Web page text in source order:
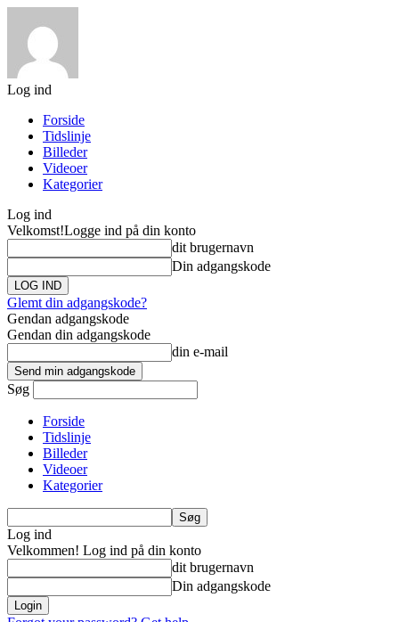
Log ind
Forside
Tidslinje
Billeder
Videoer
Kategorier
Log ind
Velkomst!Logge ind på din konto
dit brugernavn
Din adgangskode
Glemt din adgangskode?
Gendan adgangskode
Gendan din adgangskode
din e-mail
Søg
Forside
Tidslinje
Billeder
Videoer
Kategorier
Log ind
Velkommen! Log ind på din konto
dit brugernavn
Din adgangskode